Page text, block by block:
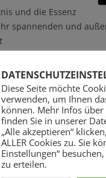
und die Essenz
spannenden und
die universellen
selbst erkennen
und seinem
rheinischen
vermitteln dürfen.
Diese Seite möchte
verwenden, um Ihnen
können. Mehr Infos
finden Sie in unserer
„Alle akzeptieren“
ALLER Cookies zu. Sie
Einstellungen“
zu erteilen.